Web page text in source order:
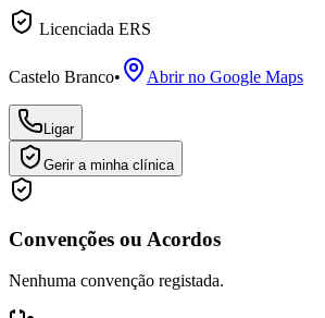
Licenciada ERS
Castelo Branco• Abrir no Google Maps
Ligar
Gerir a minha clínica
Convenções ou Acordos
Nenhuma convenção registada.